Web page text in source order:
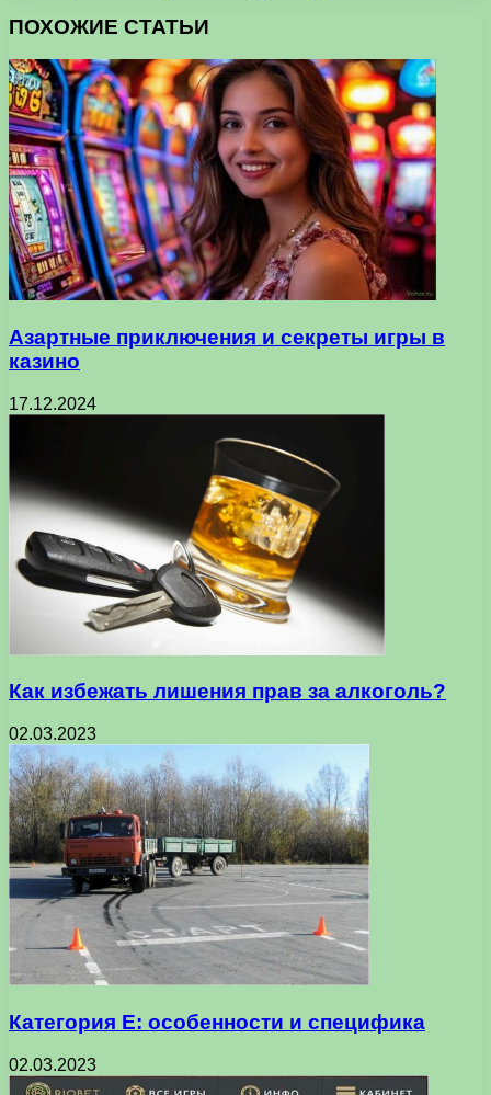
ПОХОЖИЕ СТАТЬИ
Азартные приключения и секреты игры в
казино
17.12.2024
Как избежать лишения прав за алкоголь?
02.03.2023
Категория Е: особенности и специфика
02.03.2023